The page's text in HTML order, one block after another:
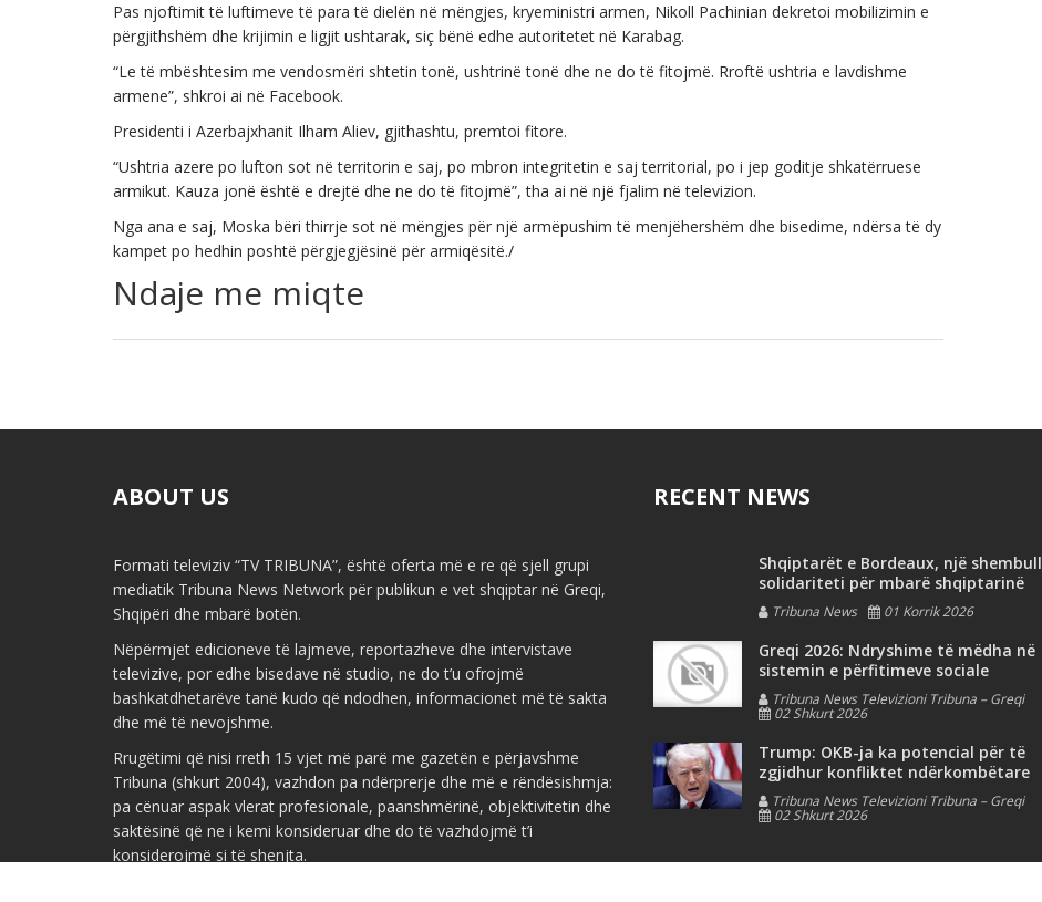
Pas njoftimit të luftimeve të para të dielën në mëngjes, kryeministri armen, Nikoll Pachinian dekretoi mobilizimin e
përgjithshëm dhe krijimin e ligjit ushtarak, siç bënë edhe autoritetet në Karabag.
“Le të mbështesim me vendosmëri shtetin tonë, ushtrinë tonë dhe ne do të fitojmë. Rroftë ushtria e lavdishme
armene”, shkroi ai në Facebook.
Presidenti i Azerbajxhanit Ilham Aliev, gjithashtu, premtoi fitore.
“Ushtria azere po lufton sot në territorin e saj, po mbron integritetin e saj territorial, po i jep goditje shkatërruese
armikut. Kauza jonë është e drejtë dhe ne do të fitojmë”, tha ai në një fjalim në televizion.
Nga ana e saj, Moska bëri thirrje sot në mëngjes për një armëpushim të menjëhershëm dhe bisedime, ndërsa të dy
kampet po hedhin poshtë përgjegjësinë për armiqësitë./
Ndaje me miqte
ABOUT US
Formati televiziv “TV TRIBUNA”, është oferta më e re që sjell grupi
mediatik Tribuna News Network për publikun e vet shqiptar në Greqi,
Shqipëri dhe mbarë botën.
Nëpërmjet edicioneve të lajmeve, reportazheve dhe intervistave
televizive, por edhe bisedave në studio, ne do t’u ofrojmë
bashkatdhetarëve tanë kudo që ndodhen, informacionet më të sakta
dhe më të nevojshme.
Rrugëtimi që nisi rreth 15 vjet më parë me gazetën e përjavshme
Tribuna (shkurt 2004), vazhdon pa ndërprerje dhe më e rëndësishmja:
pa cënuar aspak vlerat profesionale, paanshmërinë, objektivitetin dhe
saktësinë që ne i kemi konsideruar dhe do të vazhdojmë t’i
konsiderojmë si të shenjta.
RECENT NEWS
Shqiptarët e Bordeaux, një shembull
solidariteti për mbarë shqiptarinë
Tribuna News 01 Korrik 2026
Greqi 2026: Ndryshime të mëdha në
sistemin e përfitimeve sociale
Tribuna News Televizioni Tribuna – Greqi
02 Shkurt 2026
Trump: OKB-ja ka potencial për të
zgjidhur konfliktet ndërkombëtare
Tribuna News Televizioni Tribuna – Greqi
02 Shkurt 2026